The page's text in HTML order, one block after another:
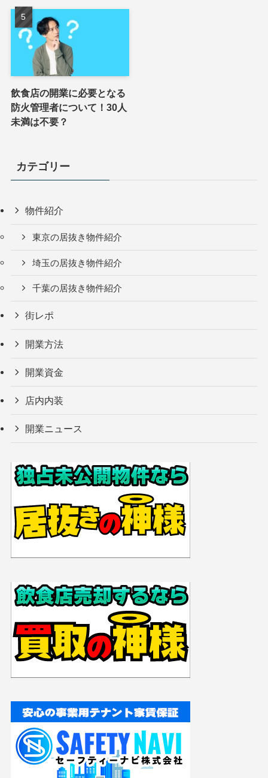
飲食店の開業に必要となる
防火管理者について！30人
未満は不要？
カテゴリー
物件紹介
東京の居抜き物件紹介
埼玉の居抜き物件紹介
千葉の居抜き物件紹介
街レポ
開業方法
開業資金
店内内装
開業ニュース